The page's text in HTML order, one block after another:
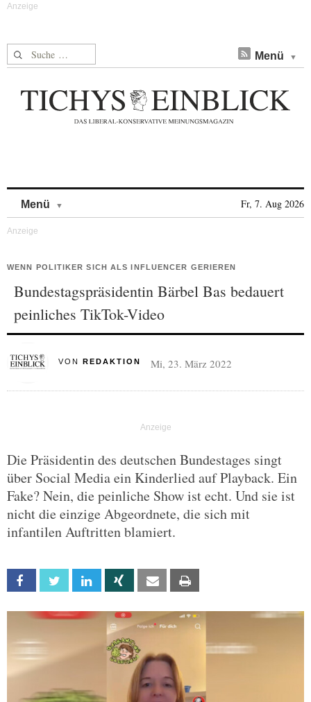
Suche nach: Menü
Menü Fr, 7. Aug 2026
WENN POLITIKER SICH ALS INFLUENCER GERIEREN
Bundestagspräsidentin Bärbel Bas bedauert
peinliches TikTok-Video
VON REDAKTION Mi, 23. März 2022
Die Präsidentin des deutschen Bundestages singt
über Social Media ein Kinderlied auf Playback. Ein
Fake? Nein, die peinliche Show ist echt. Und sie ist
nicht die einzige Abgeordnete, die sich mit
infantilen Auftritten blamiert.
Facebook Twitter Linkedin Xing Email